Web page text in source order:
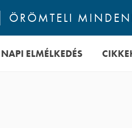
ÖRÖMTELI
NAPI ELMÉLKEDÉS